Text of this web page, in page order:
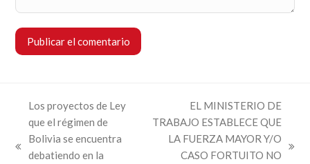
previous
Los proyectos de Ley
que el régimen de
Bolivia se encuentra
debatiendo en la
EL MINISTERIO DE
TRABAJO ESTABLECE QUE
LA FUERZA MAYOR Y/O
CASO FORTUITO NO